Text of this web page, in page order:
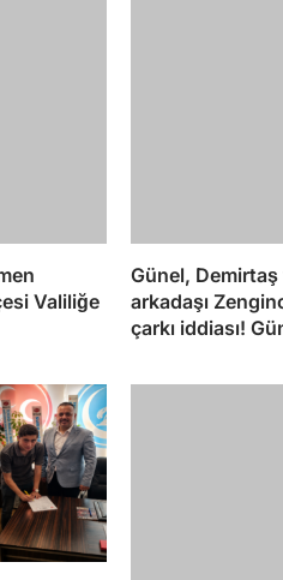
Valiliğe
Günel,
arkadaşı
çarkı iddiası!